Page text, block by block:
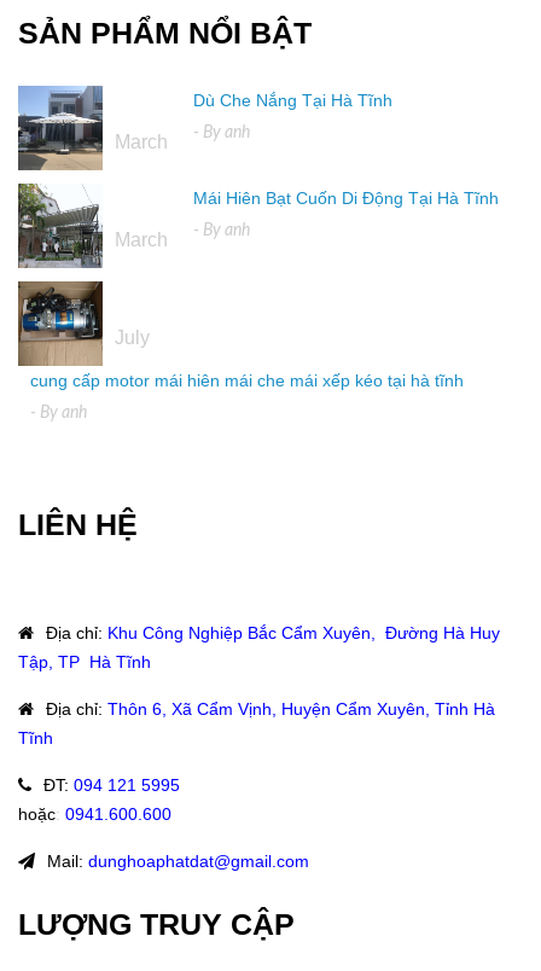
SẢN PHẨM NỔI BẬT
March
Dù Che Nắng Tại Hà Tĩnh
- By anh
March
Mái Hiên Bạt Cuốn Di Động Tại Hà Tĩnh
- By anh
July
cung cấp motor mái hiên mái che mái xếp kéo tại hà tĩnh
- By anh
LIÊN HỆ
Địa chỉ: Khu Công Nghiệp Bắc Cẩm Xuyên, Đường Hà Huy
Tập, TP Hà Tĩnh
Địa chỉ: Thôn 6, Xã Cẩm Vịnh, Huyện Cẩm Xuyên, Tỉnh Hà
Tĩnh
ĐT: 094 121 5995
hoặc: 0941.600.600
Mail: dunghoaphatdat@gmail.com
LƯỢNG TRUY CẬP